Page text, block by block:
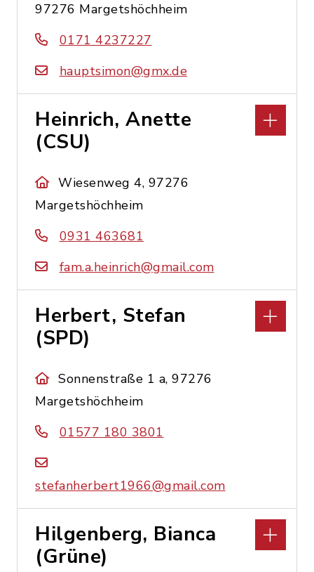
97276 Margetshöchheim
0171 4237227
hauptsimon@gmx.de
Heinrich, Anette
(CSU)
Wiesenweg 4, 97276
Margetshöchheim
0931 463681
fam.a.heinrich@gmail.com
Herbert, Stefan
(SPD)
Sonnenstraße 1 a, 97276
Margetshöchheim
01577 180 3801
stefanherbert1966@gmail.com
Hilgenberg, Bianca
(Grüne)